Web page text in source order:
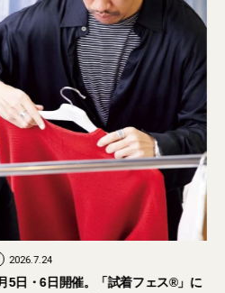
2026.7.24
5日・6日開催。「試着フェス®︎」に